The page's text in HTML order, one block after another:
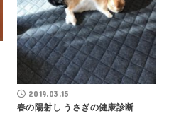
2019.03.15
春の陽射し うさぎの健康診断